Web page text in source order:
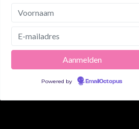
Powered by EmailOctopus